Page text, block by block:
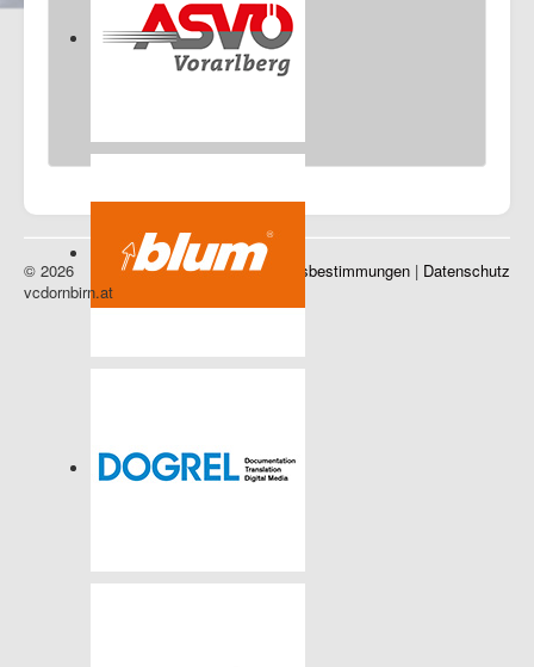
Impressum|Nutzungsbestimmungen